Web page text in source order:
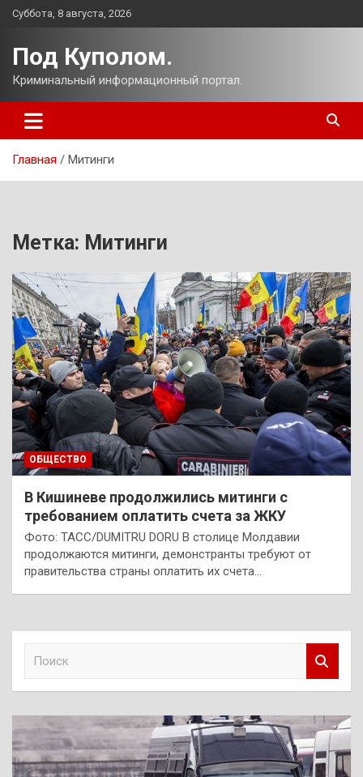
Перейти
Суббота, 8 августа, 2026
Под Куполом.
Криминальный информационный портал.
Главная Митинги
Метка: Митинги
ОБЩЕСТВО
В Кишиневе продолжились митинги с
требованием оплатить счета за ЖКУ
Фото: ТАСС/DUMITRU DORU В столице Молдавии
продолжаются митинги, демонстранты требуют от
правительства страны оплатить их счета…
к